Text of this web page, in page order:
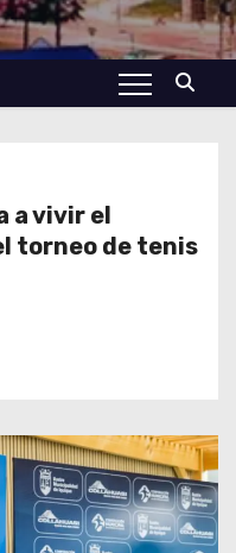
a vivir el
torneo de tenis